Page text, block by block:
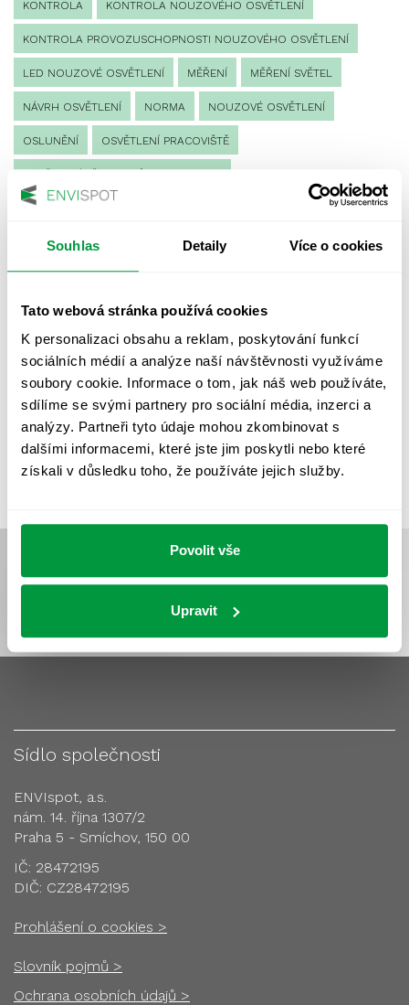
Souhlas Detaily Více o cookies
Tato webová stránka používá cookies
K personalizaci obsahu a reklam, poskytování funkcí
sociálních médií a analýze naší návštěvnosti využíváme
soubory cookie. Informace o tom, jak náš web používáte,
sdílíme se svými partnery pro sociální média, inzerci a
analýzy. Partneři tyto údaje mohou zkombinovat s
dalšími informacemi, které jste jim poskytli nebo které
získali v důsledku toho, že používáte jejich služby.
Povolit vše
Upravit
KONTROLA KONTROLA NOUZOVÉHO OSVĚTLENÍ
KONTROLA PROVOZUSCHOPNOSTI NOUZOVÉHO OSVĚTLENÍ
LED NOUZOVÉ OSVĚTLENÍ MĚŘENÍ MĚŘENÍ SVĚTEL
NÁVRH OSVĚTLENÍ NORMA NOUZOVÉ OSVĚTLENÍ
OSLUNĚNÍ OSVĚTLENÍ PRACOVIŠTĚ
OSVĚTLENÍ SPORTOVIŠŤ
PROTIPANICKÉ OSVĚTLENÍ
PROVOZNÍ DENÍK NOUZOVÉHO OSVĚTLENÍ
REVIZE NOUZOVÉHO OSVĚTLENÍ ŘÍZENÍ
UMĚLÉ OSVĚTLENÍ VEŘEJNÉ OSVĚTLENÍ
VÝPOČET OSVĚTLENÍ VÝPOČET ZASTÍNĚNÍ
VÝPOČTY A NÁVRHY ZASTÍNĚNÍ
ZKOUŠKY NOUZOVÉHO OSVĚTLENÍ
Sídlo společnosti
ENVIspot, a.s.
nám. 14. října 1307/2
Praha 5 - Smíchov, 150 00
IČ: 28472195
DIČ: CZ28472195
Prohlášení o cookies >
Slovník pojmů >
Ochrana osobních údajů >